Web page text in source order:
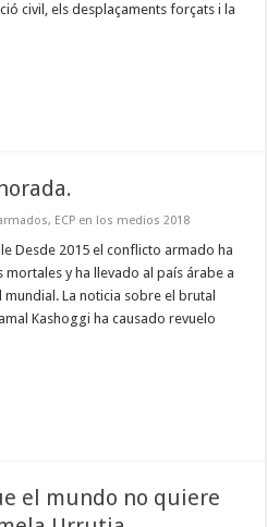
civil, els desplaçaments forçats i la
, ECP en los medios 2018
Desde 2015 el conflicto armado ha
mortales y ha llevado al país árabe a
La noticia sobre el brutal
Kashoggi ha causado revuelo
el mundo no quiere